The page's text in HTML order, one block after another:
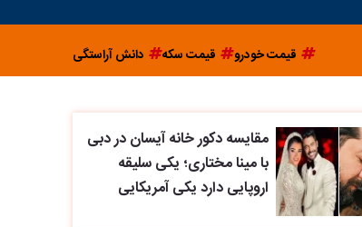
قیمت خودرو قیمت سکه دانش آراستگی
مقایسه دکور خانه آیسان در دبی
با مینا مختاری؛ یکی سلیقه
اروپایی دارد یکی آمریکایی